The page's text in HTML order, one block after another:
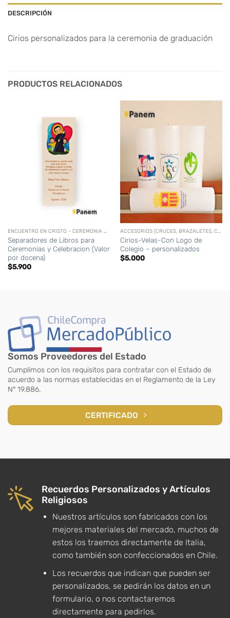
DESCRIPCIÓN
Cirios personalizados para la ceremonia de graduación
PRODUCTOS RELACIONADOS
ENCUENTRO EN CRISTO - CEREMONIA DE LA LUZ
Separadores de Libros para
Ceremonias y Celebracion (Valor
por docena)
$5.900
ACCESORIOS (CRUCES, BRAZALETES, CORONAS,CIRIOS PERSONALIZADOS, ETC)
Cirios-Velas-Con Logo de
Colegio – personalizados
$5.000
Somos Proveedores del Estado
Cumplimos con los requisitos para contratar con el Estado de
acuerdo a las normas establecidas en el Reglamento de la Ley
N° 19.886.
CERTIFICADO
Recuerdos Personalizados y Artículos
Religiosos
Nuestros artículos son fabricados con los
mejores materiales del mercado, muchos de
estos los traemos directamente de Italia,
como también son confeccionados en Chile.
Los recuerdos que indican que pueden ser
personalizados, se pedirán los datos en un
formulario, o nos contactaremos
directamente para pedirlos.